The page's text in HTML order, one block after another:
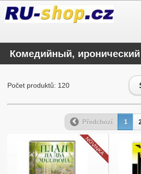
Комедийный, иронический
Počet produktů: 120
Předchozí 1
NOVINKA